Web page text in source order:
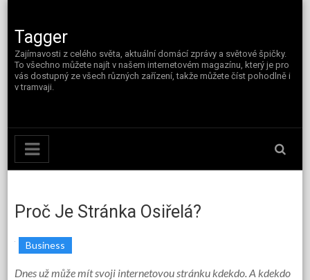
content
Tagger
Zajímavosti z celého světa, aktuální domácí zprávy a světové špičky.
To všechno můžete najít v našem internetovém magazínu, který je pro
vás dostupný ze všech různých zařízení, takže můžete číst pohodlně i
v tramvaji.
Proč Je Stránka Osiřelá?
Business
Dnes už může mít svoji internetovou stránku kdekdo. A kdekdo